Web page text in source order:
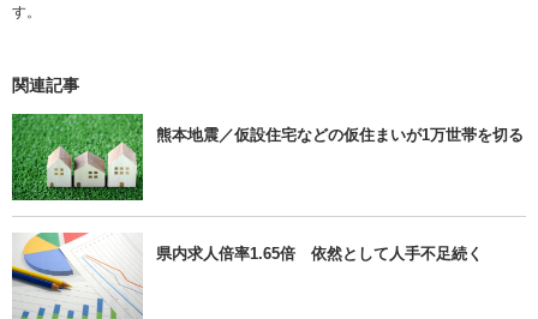
す。
関連記事
熊本地震／仮設住宅などの仮住まいが1万世帯を切る
県内求人倍率1.65倍 依然として人手不足続く